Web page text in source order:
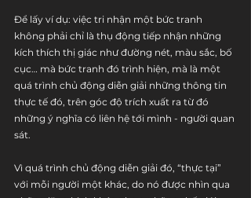
Để lấy ví dụ: việc tri nhận một bức tranh
không phải chỉ là thụ động tiếp nhận những
kích thích thị giác như đường nét, màu sắc, bố
cục… mà bức tranh đó trình hiện, mà là một
quá trình chủ động diễn giải những thông tin
thực tế đó, trên góc độ trích xuất ra từ đó
những ý nghĩa có liên hệ tới mình - người quan
sát.
Vì quá trình chủ động diễn giải đó, “thực tại”
với mỗi người một khác, do nó được nhìn qua